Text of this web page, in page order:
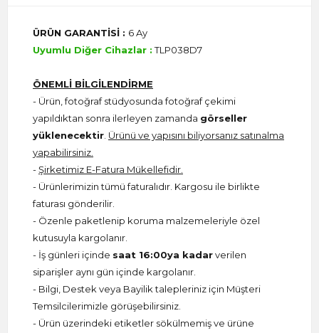
ÜRÜN GARANTİSİ : 6 Ay
Uyumlu Diğer Cihazlar :TLP038D7
ÖNEMLİ BİLGİLENDİRME
- Ürün, fotoğraf stüdyosunda fotoğraf çekimi
yapıldıktan sonra ilerleyen zamanda görseller
yüklenecektir Ürünü ve yapısını biliyorsanız satınalma
yapabilirsiniz.
-Şirketimiz E-Fatura Mükellefidir.
- Ürünlerimizin tümü faturalıdır. Kargosu ile birlikte
faturası gönderilir.
- Özenle paketlenip koruma malzemeleriyle özel
kutusuyla kargolanır.
- İş günleri içinde saat 16:00ya kadarverilen
siparişler aynı gün içinde kargolanır.
- Bilgi, Destek veya Bayilik talepleriniz için Müşteri
Temsilcilerimizle görüşebilirsiniz.
- Ürün üzerindeki etiketler sökülmemiş ve ürüne